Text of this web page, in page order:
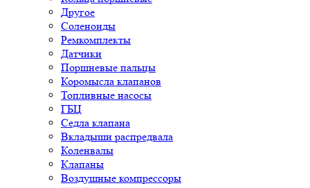
Другое
Соленоиды
Ремкомплекты
Датчики
Поршневые пальцы
Коромысла клапанов
Топливные насосы
ГБЦ
Седла клапана
Вкладыши распредвала
Коленвалы
Клапаны
Воздушные компрессоры